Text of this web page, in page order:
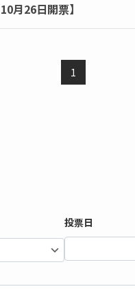
月26日開票】
1
投票日